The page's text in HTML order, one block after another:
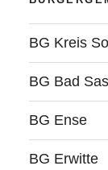
BG Kreis
BG Bad
BG Ense
BG Erwitte